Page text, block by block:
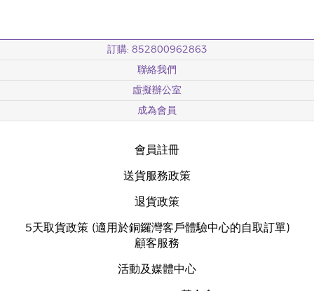
訂購: 852800962863
聯絡我們
虛擬辦公室
成為會員
會員註冊
送貨服務政策
退貨政策
5天取貨政策 (適用於銅鑼灣客戶體驗中心的自取訂單)
顧客服務
活動及媒體中心